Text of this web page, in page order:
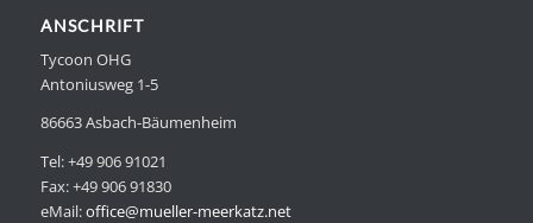
ANSCHRIFT
Tycoon OHG
Antoniusweg 1-5
86663 Asbach-Bäumenheim
Tel: +49 906 91021
Fax: +49 906 91830
eMail:office@mueller-meerkatz.net